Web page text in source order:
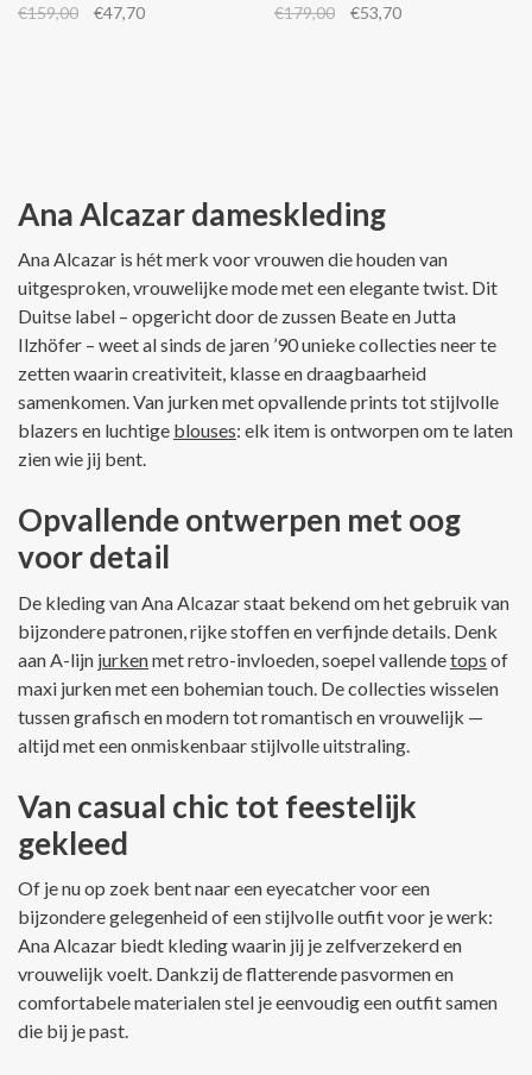
€159,00 €47,70 €179,00 €53,70
Ana Alcazar dameskleding
Ana Alcazar is hét merk voor vrouwen die houden van
uitgesproken, vrouwelijke mode met een elegante twist. Dit
Duitse label – opgericht door de zussen Beate en Jutta
Ilzhöfer – weet al sinds de jaren ’90 unieke collecties neer te
zetten waarin creativiteit, klasse en draagbaarheid
samenkomen. Van jurken met opvallende prints tot stijlvolle
blazers en luchtige blouses: elk item is ontworpen om te laten
zien wie jij bent.
Opvallende ontwerpen met oog
voor detail
De kleding van Ana Alcazar staat bekend om het gebruik van
bijzondere patronen, rijke stoffen en verfijnde details. Denk
aan A-lijn jurkenmet retro-invloeden, soepel vallendetops of
maxi jurken met een bohemian touch. De collecties wisselen
tussen grafisch en modern tot romantisch en vrouwelijk —
altijd met een onmiskenbaar stijlvolle uitstraling.
Van casual chic tot feestelijk
gekleed
Of je nu op zoek bent naar een eyecatcher voor een
bijzondere gelegenheid of een stijlvolle outfit voor je werk:
Ana Alcazar biedt kleding waarin jij je zelfverzekerd en
vrouwelijk voelt. Dankzij de flatterende pasvormen en
comfortabele materialen stel je eenvoudig een outfit samen
die bij je past.